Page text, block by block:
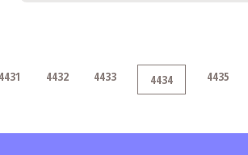
4432 4433 4434 4435